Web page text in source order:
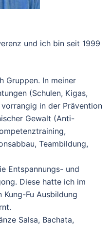
und ich bin seit 1999
Gruppen. In meiner
(Schulen, Kigas,
in der Prävention
Gewalt (Anti-
Teambildung,
Entspannungs- und
Diese hatte ich im
Kung-Fu Ausbildung
Salsa, Bachata,